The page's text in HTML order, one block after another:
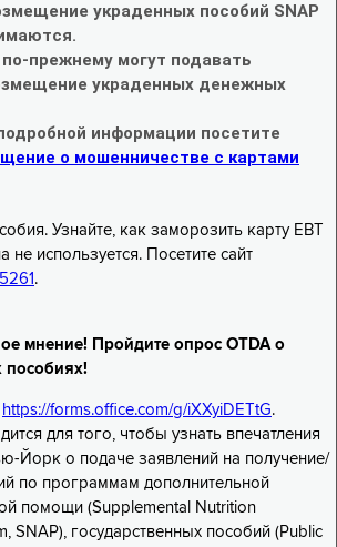
украденных пособий SNAP
прежнему могут подавать
украденных денежных
информации посетите
о мошенничестве с картами
Узнайте, как заморозить карту EBT
не используется. Посетите сайт
.
мнение! Пройдите опрос OTDA о
пособиях!
https://forms.office.com/g/iXXyiDETtG.
для того, чтобы узнать впечатления
Йорк о подаче заявлений на получение/
по программам дополнительной
помощи (Supplemental Nutrition
SNAP), государственных пособий (Public